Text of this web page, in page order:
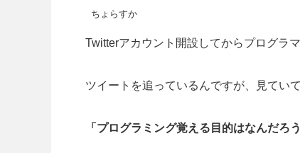
ちょらすか
Twitterアカウント開設してからプログラ
ツイートを追っているんですが、見てい
「プログラミング覚える目的はなんだろう